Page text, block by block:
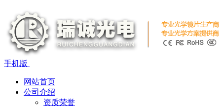
手机版
网站首页
公司介绍
资质荣誉